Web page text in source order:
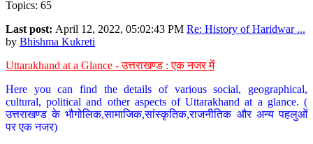
Topics: 65
Last post: April 12, 2022, 05:02:43 PM Re: History of Haridwar ...
by Bhishma Kukreti
Uttarakhand at a Glance - उत्तराखण्ड : एक नजर में
Here you can find the details of various social, geographical,
cultural, political and other aspects of Uttarakhand at a glance. (
उत्तराखण्ड के भौगोलिक,सामाजिक,सांस्कृतिक,राजनीतिक और अन्य पहलुओं
पर एक नजर)